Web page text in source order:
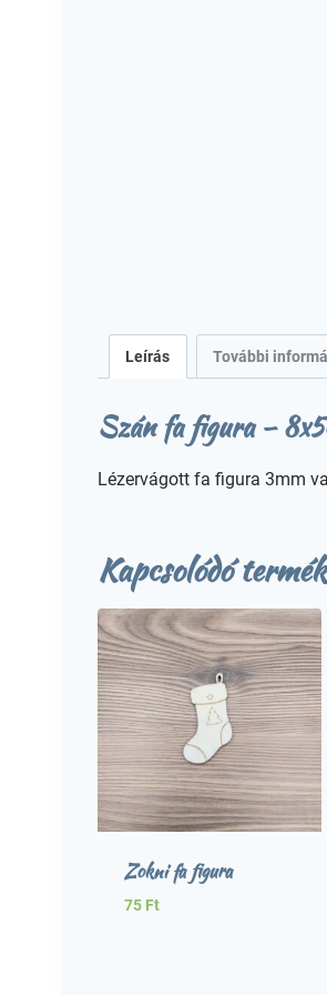
Leírás További
Szán fa figura –
Lézervágott fa figura 3mm
Kapcsolódó
Zokni fa figura
75 Ft